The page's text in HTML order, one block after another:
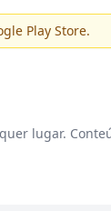
Play Store.
lugar.